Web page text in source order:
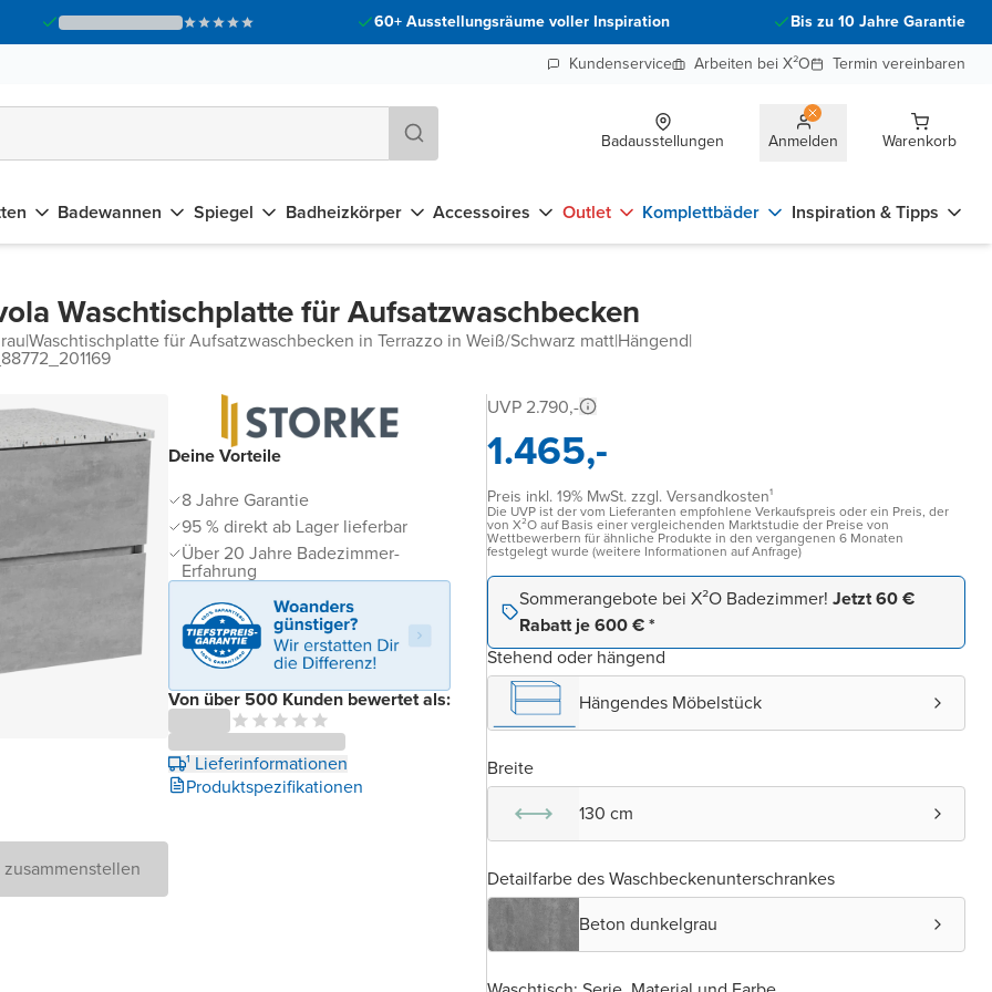
60+ Ausstellungsräume voller Inspiration
Bis zu 10 Jahre Garantie
Kundenservice
Arbeiten bei X²O Termin vereinbaren
Badausstellungen Anmelden Warenkorb
Badewannen Spiegel Badheizkörper Accessoires Outlet Komplettbäder Inspiration & Tipps
Waschtischplatte für Aufsatzwaschbecken
|Waschtischplatte für Aufsatzwaschbecken in Terrazzo in Weiß/Schwarz matt|Hängend|
Deine Vorteile
8 Jahre Garantie
95 % direkt ab Lager lieferbar
Über 20 Jahre Badezimmer-
Erfahrung
Von über 500 Kunden bewertet als:
¹ Lieferinformationen
Produktspezifikationen
UVP 2.790,-
1.465,-
Preis inkl. 19% MwSt. zzgl. Versandkosten¹
Die UVP ist der vom Lieferanten empfohlene Verkaufspreis oder ein Preis, der
von X²O auf Basis einer vergleichenden Marktstudie der Preise von
Wettbewerbern für ähnliche Produkte in den vergangenen 6 Monaten
festgelegt wurde (weitere Informationen auf Anfrage)
Sommerangebote bei X²O Badezimmer! Jetzt 60 €
Rabatt je 600 € *
Stehend oder hängend
Hängendes Möbelstück
Breite
130 cm
Detailfarbe des Waschbeckenunterschrankes
Beton dunkelgrau